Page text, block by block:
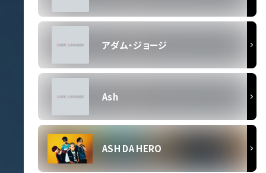
アダム・ジョージ
Ash
ASH DA HERO